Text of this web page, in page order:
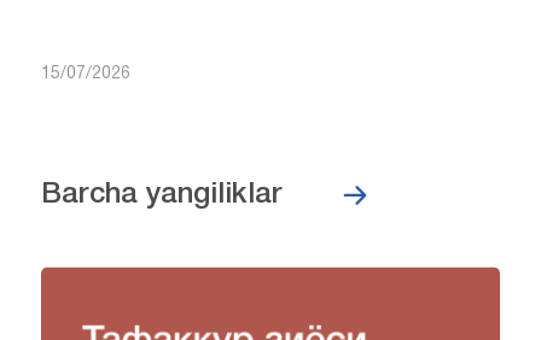
15/07/2026
Barcha yangiliklar